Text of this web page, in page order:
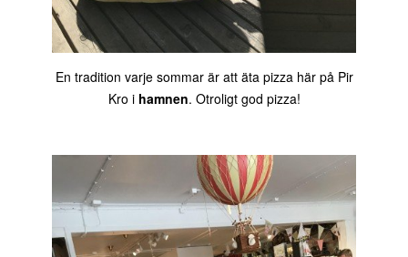
En tradition varje sommar är att äta pizza här på Pir
Kro i hamnen. Otroligt god pizza!